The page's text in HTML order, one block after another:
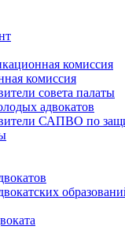
комиссия
комиссия
совета палаты
адвокатов
САПВО по